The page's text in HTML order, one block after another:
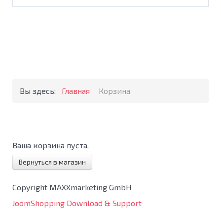
Вы здесь: Главная Корзина
Ваша корзина пуста.
Вернуться в магазин
Copyright MAXXmarketing GmbH
JoomShopping Download & Support